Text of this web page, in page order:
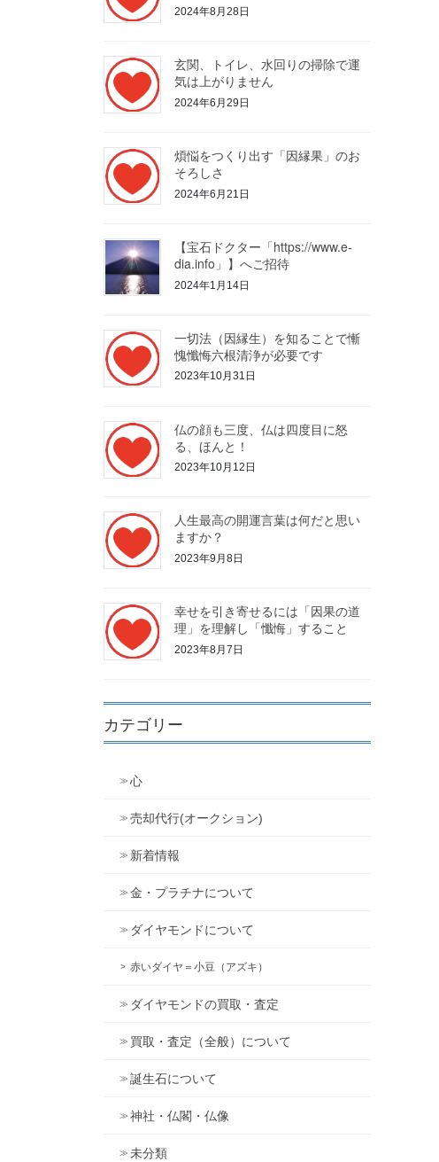
2024年8月28日
玄関、トイレ、水回りの掃除で運
気は上がりません
2024年6月29日
煩悩をつくり出す「因縁果」のお
そろしさ
2024年6月21日
【宝石ドクター「https://www.e-
dia.info」】へご招待
2024年1月14日
一切法（因縁生）を知ることで慚
愧懺悔六根清浄が必要です
2023年10月31日
仏の顔も三度、仏は四度目に怒
る、ほんと！
2023年10月12日
人生最高の開運言葉は何だと思い
ますか？
2023年9月8日
幸せを引き寄せるには「因果の道
理」を理解し「懺悔」すること
2023年8月7日
カテゴリー
心
売却代行(オークション)
新着情報
金・プラチナについて
ダイヤモンドについて
赤いダイヤ＝小豆（アズキ）
ダイヤモンドの買取・査定
買取・査定（全般）について
誕生石について
神社・仏閣・仏像
未分類